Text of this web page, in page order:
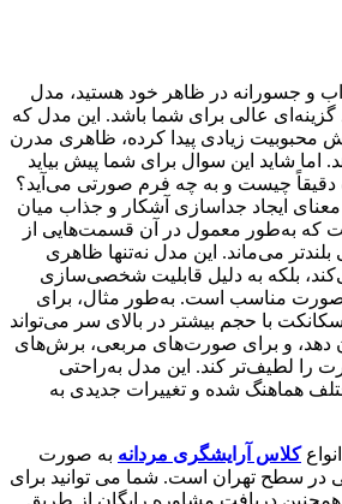
و جسورانه در ظاهر خود هستید، مدل
عالی برای شما باشد. این مدل که
محبوبیت زیادی پیدا کرده، ظاهری مدرن
اما شاید این سوال برای شما پیش بیاید
چیست و به چه فرم صورتی می‌آید؟
ایجاد جداسازی آشکار و جذاب میان
به‌طور معمول در آن قسمت‌هایی از
می‌ماند. این مدل نه‌تنها ظاهری
بلکه به دلیل قابلیت شخصی‌سازی
صورت مناسب است. به‌طور مثال، برای
با حجم بیشتر در بالای سر می‌تواند
دهد، و برای صورت‌های مربعی، برش‌های
را لطیف‌تر کند. این مدل به‌راحتی
هماهنگ شده و تغییرات جدیدی به
کلاس آرایشگری مردانه به صورت
در سطح تهران است. شما می توانید برای
دریافت مشاوره رایگان از طریق